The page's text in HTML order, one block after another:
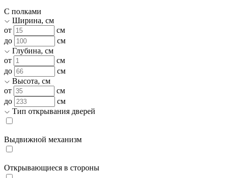
С полками
Ширина, см
от
см
до
см
Глубина, см
от
см
до
см
Высота, см
от
см
до
см
Тип открывания дверей
Выдвижной механизм
Открывающиеся в стороны